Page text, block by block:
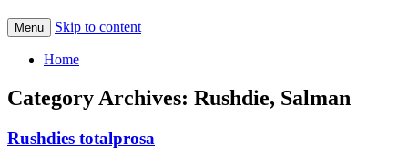
Menu Skip to content
Home
Category Archives: Rushdie, Salman
Rushdies totalprosa